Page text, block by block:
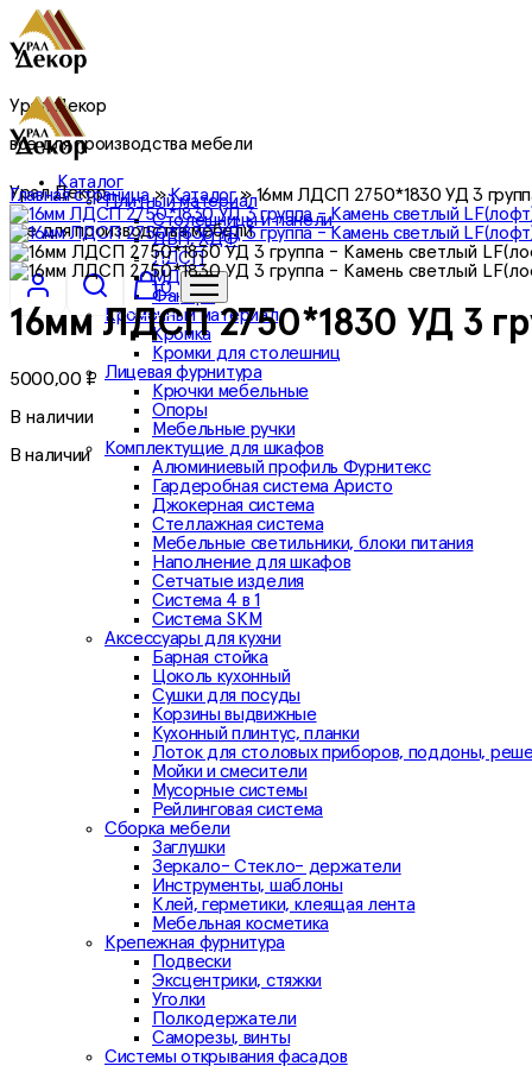
Урал Декор
все для производства мебели
Каталог
Плитный материал
Столешницы и панели
ДВП, ХДФ
ЛДСП
МДФ
Фанера
Кромочный материал
Кромка
Кромки для столешниц
Лицевая фурнитура
Крючки мебельные
Опоры
Мебельные ручки
Комплектущие для шкафов
Алюминиевый профиль Фурнитекс
Гардеробная система Аристо
Джокерная система
Стеллажная система
Мебельные светильники, блоки питания
Наполнение для шкафов
Сетчатые изделия
Система 4 в 1
Система SKM
Аксессуары для кухни
Барная стойка
Цоколь кухонный
Сушки для посуды
Корзины выдвижные
Кухонный плинтус, планки
Лоток для столовых приборов, поддоны,
Мойки и смесители
Мусорные системы
Рейлинговая система
Сборка мебели
Заглушки
Зеркало- Стекло- держатели
Инструменты, шаблоны
Клей, герметики, клеящая лента
Мебельная косметика
Крепежная фурнитура
Подвески
Эксцентрики, стяжки
Уголки
Полкодержатели
Саморезы, винты
Системы открывания фасадов
Урал Декор
все для производства мебели
0
Главная страница»Каталог»16мм ЛДСП 2750*1830 УД 3
16мм ЛДСП 2750*1830 УД 3
5000,00₽
В наличии
В наличии